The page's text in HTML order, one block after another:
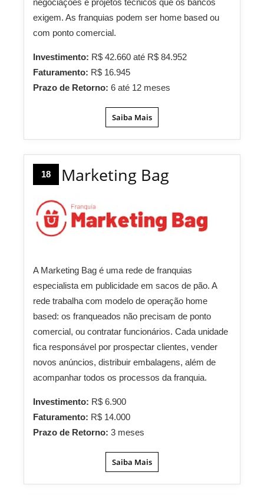
exigem. As franquias podem ser home based ou
com ponto comercial.
Investimento: R$ 42.660 até R$ 84.952
Faturamento: R$ 16.945
Prazo de Retorno: 6 até 12 meses
Saiba Mais
18 Marketing Bag
A Marketing Bag é uma rede de franquias
especialista em publicidade em sacos de pão. A
rede trabalha com modelo de operação home
based: os franqueados não precisam de ponto
comercial, ou contratar funcionários. Cada unidade
fica responsável por prospectar clientes, vender
novos anúncios, distribuir embalagens, além de
acompanhar todos os processos da franquia.
Investimento: R$ 6.900
Faturamento: R$ 14.000
Prazo de Retorno: 3 meses
Saiba Mais